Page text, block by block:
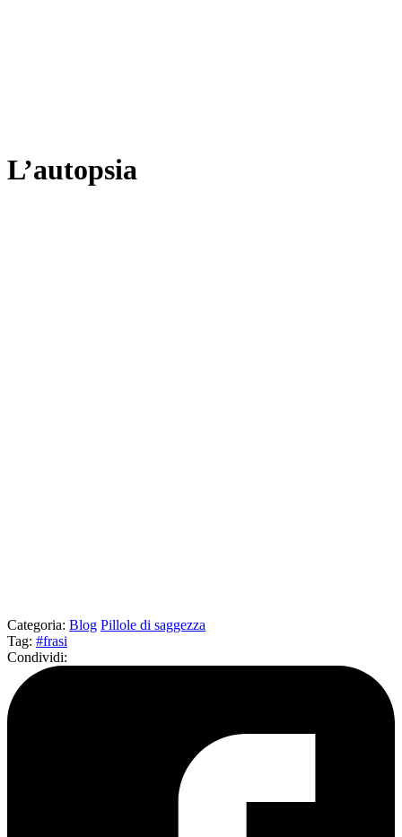
L’autopsia
Categoria: Blog Pillole di saggezza
Tag: #frasi
Condividi: